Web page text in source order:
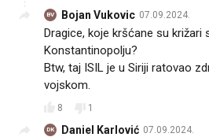
BV Bojan Vukovic 07.09.2024.
Dragice, koje kršćane su križari
Konstantinopolju?
Btw, taj ISIL je u Siriji ratovao
vojskom.
8 1
DK Daniel Karlović 07.09.2024.